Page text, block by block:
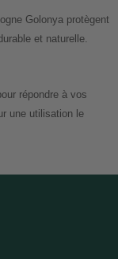
Golonya protègent
et naturelle.
répondre à vos
une utilisation le